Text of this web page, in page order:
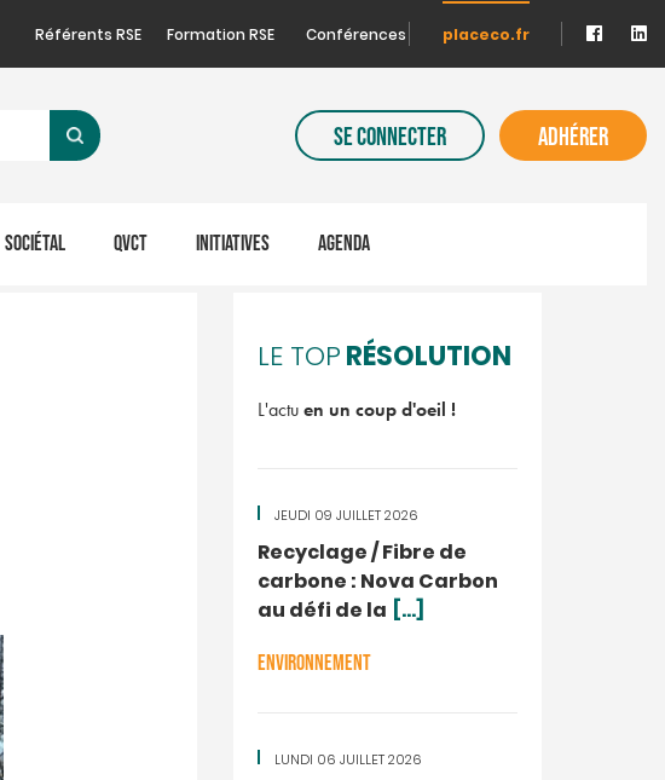
Référents RSE Formation RSE Conférences placeco.fr
SE CONNECTER ADHÉRER
SOCIÉTAL QVCT INITIATIVES AGENDA
LE TOPRÉSOLUTION
L'actu en un coup d'oeil !
JEUDI 09 JUILLET 2026
Recyclage / Fibre de
carbone : Nova Carbon
au défi de la [...]
ENVIRONNEMENT
LUNDI 06 JUILLET 2026